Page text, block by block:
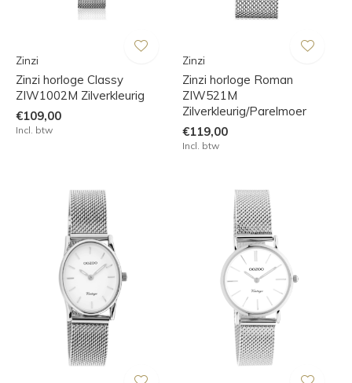
Zinzi
Zinzi horloge Classy
ZIW1002M Zilverkleurig
€109,00
Incl. btw
Zinzi
Zinzi horloge Roman
ZIW521M
Zilverkleurig/Parelmoer
€119,00
Incl. btw